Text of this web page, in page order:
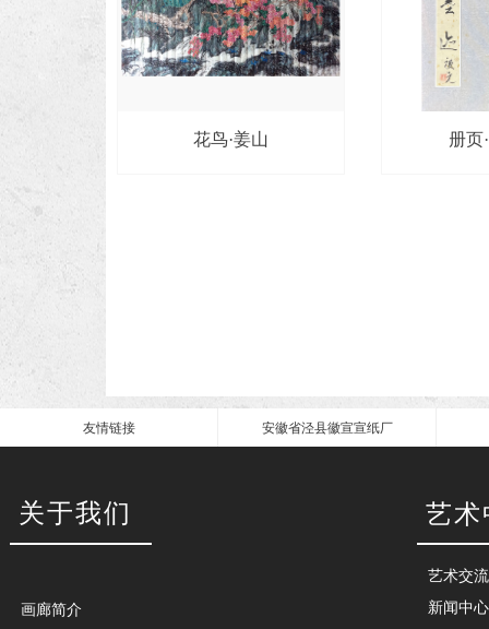
花鸟·姜山 册页
关于我们
画廊简介
艺术
艺术交流
新闻中心
友情链接 安徽省泾县徽宣宣纸厂